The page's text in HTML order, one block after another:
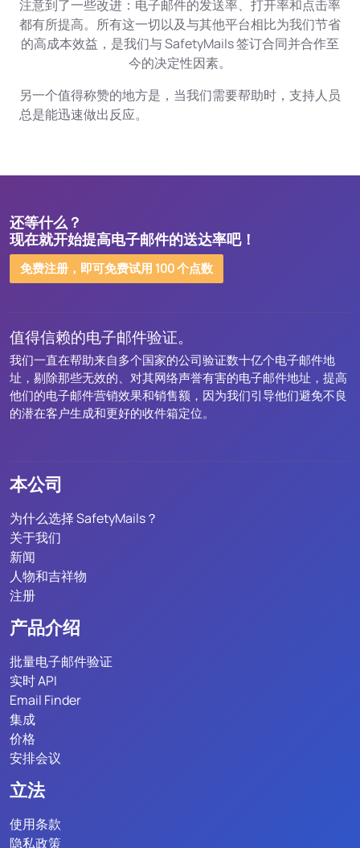
注意到了一些改进：电子邮件的发送率、打开率和点击率
都有所提高。所有这一切以及与其他平台相比为我们节省
的高成本效益，是我们与 SafetyMails 签订合同并合作至
今的决定性因素。
另一个值得称赞的地方是，当我们需要帮助时，支持人员
总是能迅速做出反应。
还等什么？
现在就开始提高电子邮件的送达率吧！
免费注册，即可免费试用 100 个点数
值得信赖的电子邮件验证。
我们一直在帮助来自多个国家的公司验证数十亿个电子邮件地
址，剔除那些无效的、对其网络声誉有害的电子邮件地址，提高
他们的电子邮件营销效果和销售额，因为我们引导他们避免不良
的潜在客户生成和更好的收件箱定位。
本公司
为什么选择 SafetyMails？
关于我们
新闻
人物和吉祥物
注册
产品介绍
批量电子邮件验证
实时 API
Email Finder
集成
价格
安排会议
立法
使用条款
隐私政策